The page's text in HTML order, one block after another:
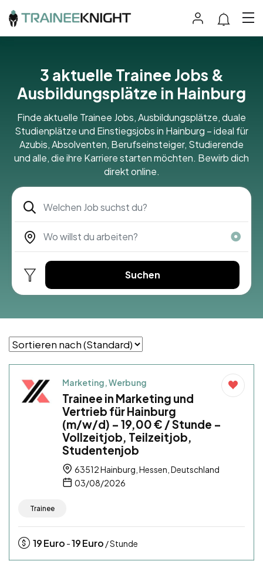
3 aktuelle Trainee Jobs &
Ausbildungsplätze in Hainburg
Finde aktuelle Trainee Jobs, Ausbildungsplätze, duale
Studienplätze und Einstiegsjobs in Hainburg – ideal für
Azubis, Absolventen, Berufseinsteiger, Studierende
und alle, die ihre Karriere starten möchten. Bewirb dich
direkt online.
Suchen
Marketing, Werbung
Trainee in Marketing und
Vertrieb für Hainburg
(m/w/d) – 19,00 € / Stunde –
Vollzeitjob, Teilzeitjob,
Studentenjob
63512 Hainburg, Hessen, Deutschland
03/08/2026
Trainee
19Euro -19Euro / Stunde